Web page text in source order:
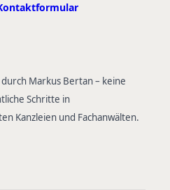
Markus Bertan – keine
Schritte in
Kanzleien und Fachanwälten.